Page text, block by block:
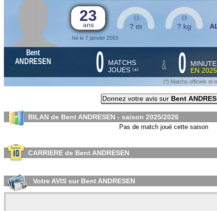
23
ans
Né le 7 janvier 2003
? m ? kg
Bent
ANDRESEN
0 MATCHS
JOUES (*) & 0
EN
(*) Matchs officiels et
Donnez votre avis sur Bent
BILAN de Bent ANDRESEN - saison 2025/2026
Pas de match joué cette saison
CARRIERE de Bent ANDRESEN
Votre AVIS sur Bent ANDRESEN